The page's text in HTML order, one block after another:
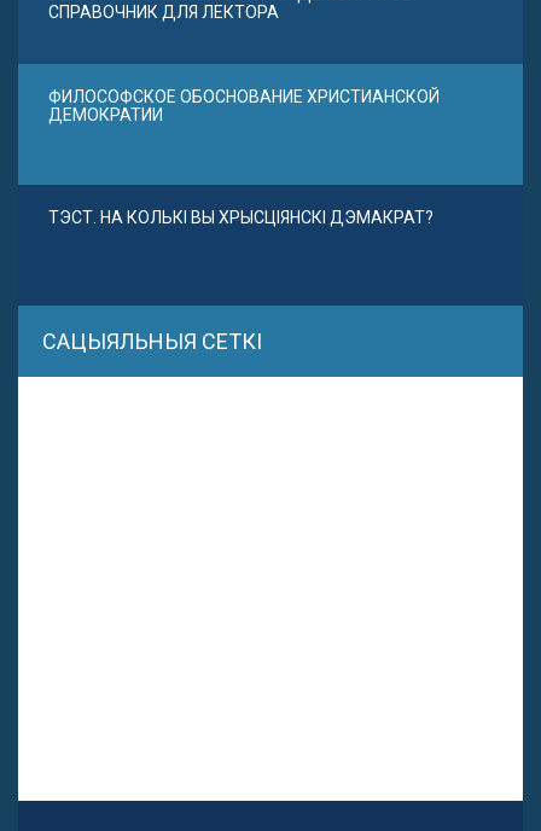
СПРАВОЧНИК ДЛЯ ЛЕКТОРА
ФИЛОСОФСКОЕ ОБОСНОВАНИЕ ХРИСТИАНСКОЙ
ДЕМОКРАТИИ
ТЭСТ. НА КОЛЬКІ ВЫ ХРЫСЦІЯНСКІ ДЭМАКРАТ?
САЦЫЯЛЬНЫЯ СЕТКІ